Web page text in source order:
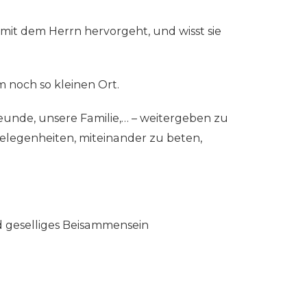
dem Herrn hervorgeht, und wisst sie
noch so kleinen Ort.
unsere Familie,… – weitergeben zu
miteinander zu beten,
Beisammensein